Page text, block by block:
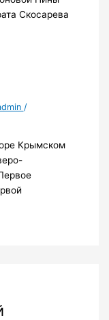
Скосарева
/
Крымском